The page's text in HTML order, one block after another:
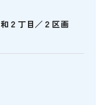
２丁目／２区画